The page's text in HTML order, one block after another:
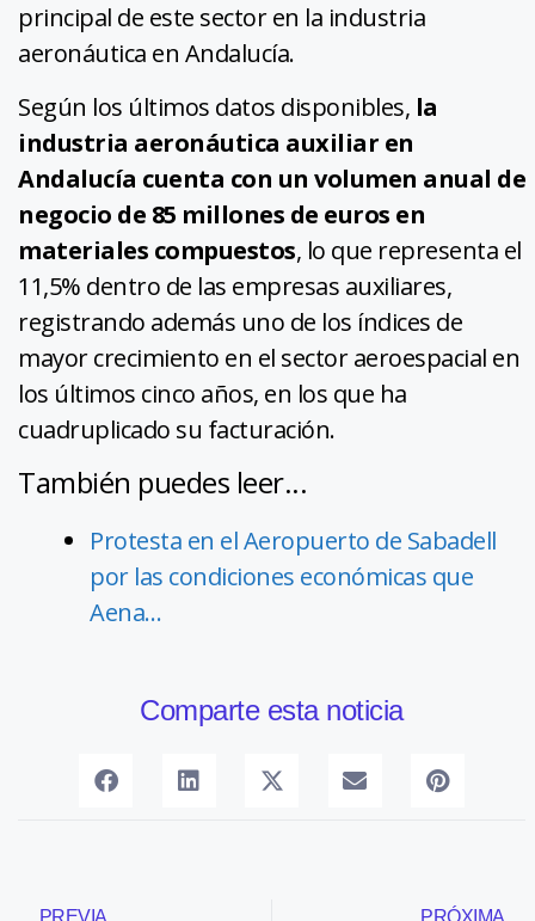
principal de este sector en la industria
aeronáutica en Andalucía.
Según los últimos datos disponibles, la
industria aeronáutica auxiliar en
Andalucía cuenta con un volumen anual de
negocio de 85 millones de euros en
materiales compuestos, lo que representa el
11,5% dentro de las empresas auxiliares,
registrando además uno de los índices de
mayor crecimiento en el sector aeroespacial en
los últimos cinco años, en los que ha
cuadruplicado su facturación.
También puedes leer...
Protesta en el Aeropuerto de Sabadell
por las condiciones económicas que
Aena…
Comparte esta noticia